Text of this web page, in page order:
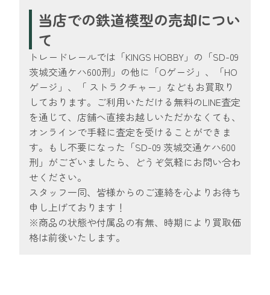
当店での鉄道模型の売却につい
て
トレードレールでは「KINGS HOBBY」の「SD-09
茨城交通ケハ600刑」の他に「Oゲージ」、「HO
ゲージ」、「 ストラクチャー」などもお買取り
しております。ご利用いただける無料のLINE査定
を通じて、店舗へ直接お越しいただかなくても、
オンラインで手軽に査定を受けることができま
す。もし不要になった「SD-09 茨城交通ケハ600
刑」がございましたら、どうぞ気軽にお問い合わ
せください。
スタッフ一同、皆様からのご連絡を心よりお待ち
申し上げております！
※商品の状態や付属品の有無、時期により買取価
格は前後いたします。